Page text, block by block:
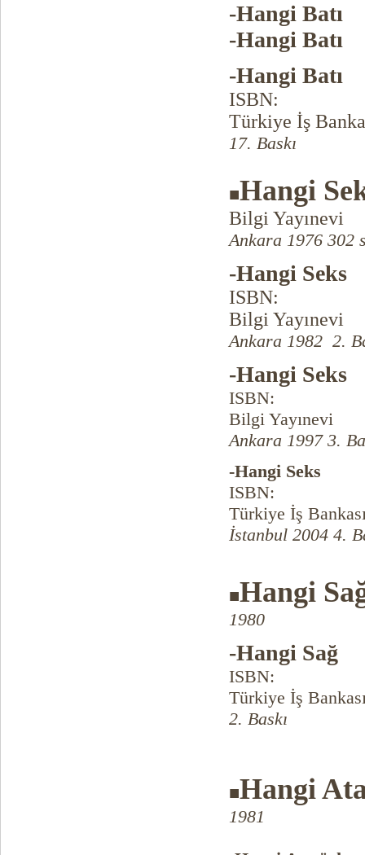
-Hangi Batı
-Hangi Batı
-Hangi Batı
ISBN:
Türkiye İş
17. Baskı
■Hangi
Bilgi Yayınevi
Ankara 1976 302
-Hangi Seks
ISBN:
Bilgi Yayınevi
Ankara 1982 2.
-Hangi Seks
ISBN:
Bilgi Yayınevi
Ankara 1997 3.
-Hangi Seks
ISBN:
Türkiye İş
İstanbul 2004 4.
■Hangi
1980
-Hangi Sağ
ISBN:
Türkiye İş
2. Baskı
■Hangi
1981